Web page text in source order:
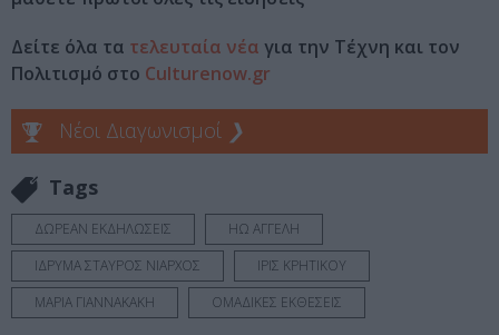
Δείτε όλα τα τελευταία νέα για την Τέχνη και τον
Πολιτισμό στο Culturenow.gr
Νέοι Διαγωνισμοί ❯
Tags
ΔΩΡΕΑΝ ΕΚΔΗΛΩΣΕΙΣ
ΗΩ ΑΓΓΕΛΗ
ΙΔΡΥΜΑ ΣΤΑΥΡΟΣ ΝΙΑΡΧΟΣ
ΙΡΙΣ ΚΡΗΤΙΚΟΥ
ΜΑΡΙΑ ΓΙΑΝΝΑΚΑΚΗ
ΟΜΑΔΙΚΕΣ ΕΚΘΕΣΕΙΣ